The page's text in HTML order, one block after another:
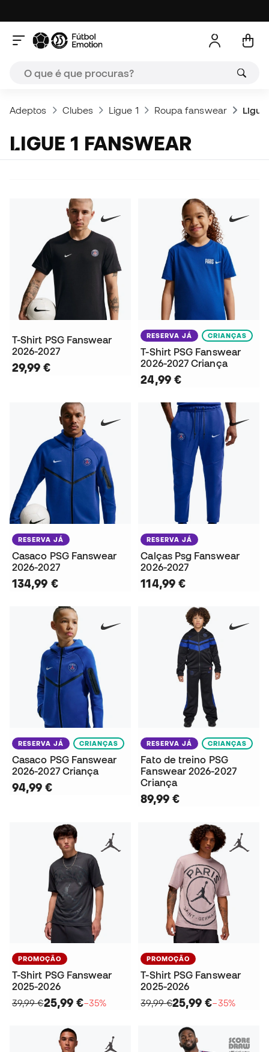
Adeptos Clubes Ligue 1 Roupa fanswear Ligue
LIGUE 1 FANSWEAR
T-Shirt PSG Fanswear
2026-2027
29,99 €
RESERVA JÁ CRIANÇAS
T-Shirt PSG Fanswear
2026-2027 Criança
24,99 €
RESERVA JÁ
Casaco PSG Fanswear
2026-2027
134,99 €
RESERVA JÁ
Calças Psg Fanswear
2026-2027
114,99 €
RESERVA JÁ CRIANÇAS
Casaco PSG Fanswear
2026-2027 Criança
94,99 €
RESERVA JÁ CRIANÇAS
Fato de treino PSG
Fanswear 2026-2027
Criança
89,99 €
PROMOÇÃO
T-Shirt PSG Fanswear
2025-2026
39,99 €25,99 €−35%
PROMOÇÃO
T-Shirt PSG Fanswear
2025-2026
39,99 €25,99 €−35%